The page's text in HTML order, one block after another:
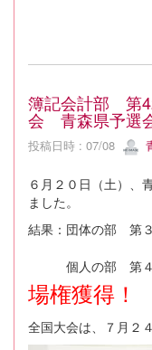
簿記会計部 第
会 青森県予選
投稿日時 : 07/08
６月２０日（土）、
ました。
結果：団体の部 第
個人の部 第４
場権獲得！
全国大会は、７月２